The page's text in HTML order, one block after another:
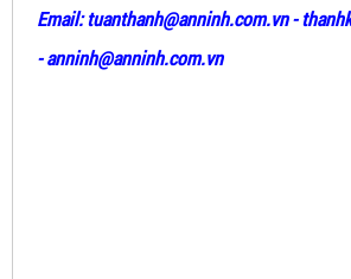
Email: tuanthanh@anninh.com.vn -
- anninh@anninh.com.vn